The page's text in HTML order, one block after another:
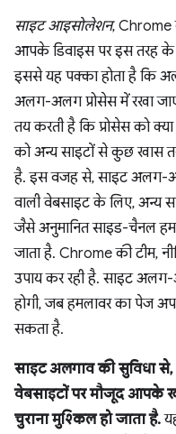
साइट आइसोलेशन, Chrome
आपके डिवाइस पर इस तरह के
इससे यह पक्का होता है कि
अलग-अलग प्रोसेस में रखा
तय करती है कि प्रोसेस को
को अन्य साइटों से कुछ खास
है. इस वजह से, साइट अलग-
वाली वेबसाइट के लिए, अन्य
जैसे अनुमानित साइड-चैनल
जाता है. Chrome की टीम,
उपाय कर रही है. साइट
होगी, जब हमलावर का पेज
सकता है.
साइट अलगाव की सुविधा
वेबसाइटों पर मौजूद आपके
चुराना मुश्किल हो जाता है.